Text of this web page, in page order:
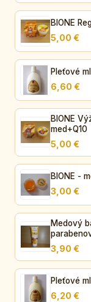
BIONE
5,00 €
Pleťové
6,60 €
BIONE
med+Q10
5,00 €
BIONE -
3,00 €
Medový
3,90 €
Pleťové
6,20 €